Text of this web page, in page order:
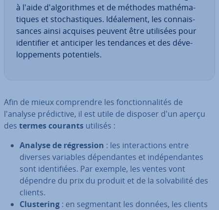
à l'aide d'al­go­rithmes et de méthodes ma­thé­ma­
tiques et sto­chas­tiques. Idéa­le­ment, les con­nais­
sances ainsi acquises peuvent être utilisées pour
iden­ti­fier et anticiper les tendances et des dé­ve­
lop­pe­ments po­ten­tiels.
Afin de mieux com­prendre les fonc­tion­na­li­tés de
l'analyse pré­dic­tive, il est utile de disposer d'un aperçu
des termes courants utilisés :
Analyse de ré­gres­sion : les in­te­rac­tions entre
diverses variables dé­pen­dantes et in­dé­pen­dantes
sont iden­ti­fiées. Par exemple, les ventes vont
dépendre du prix du produit et de la sol­va­bi­lité des
clients.
Clus­te­ring : en seg­men­tant les données, les clients